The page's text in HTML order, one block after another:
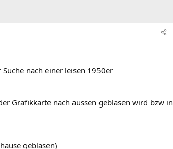
nach einer leisen 1950er
Grafikkarte nach aussen geblasen wird bzw in
geblasen)